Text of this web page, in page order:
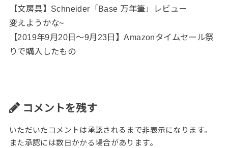
【文房具】Schneider「Base 万年筆」レビュー
変えようかな~
【2019年9月20日～9月23日】Amazonタイムセール祭
りで購入したもの
コメントを残す
いただいたコメントは承認されるまで非表示になります。
また承認には数日かかる場合があります。